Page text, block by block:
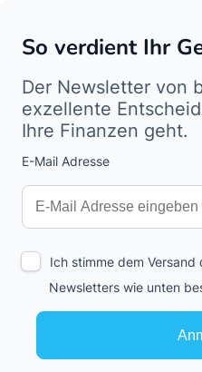
So verdient Ihr
Der Newsletter von
exzellente
Ihre Finanzen geht.
E-Mail Adresse
Interests
Amount
Ich stimme dem Versand
Newsletters wie unten